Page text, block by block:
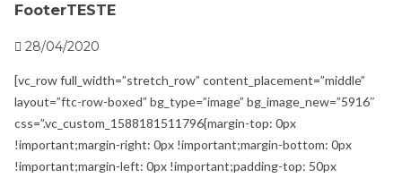
FooterTESTE
28/04/2020
[vc_row full_width=”stretch_row” content_placement=”middle”
layout=”ftc-row-boxed” bg_type=”image” bg_image_new=”5916″
css=”.vc_custom_1588181511796{margin-top: 0px
!important;margin-right: 0px !important;margin-bottom: 0px
!important;margin-left: 0px !important;padding-top: 50px